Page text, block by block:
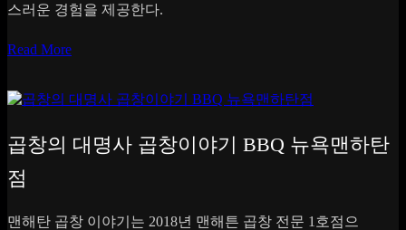
스러운 경험을 제공한다.
Read More
곱창의 대명사 곱창이야기 BBQ 뉴욕맨하탄
점
맨해탄 곱창 이야기는 2018년 맨해튼 곱창 전문 1호점으